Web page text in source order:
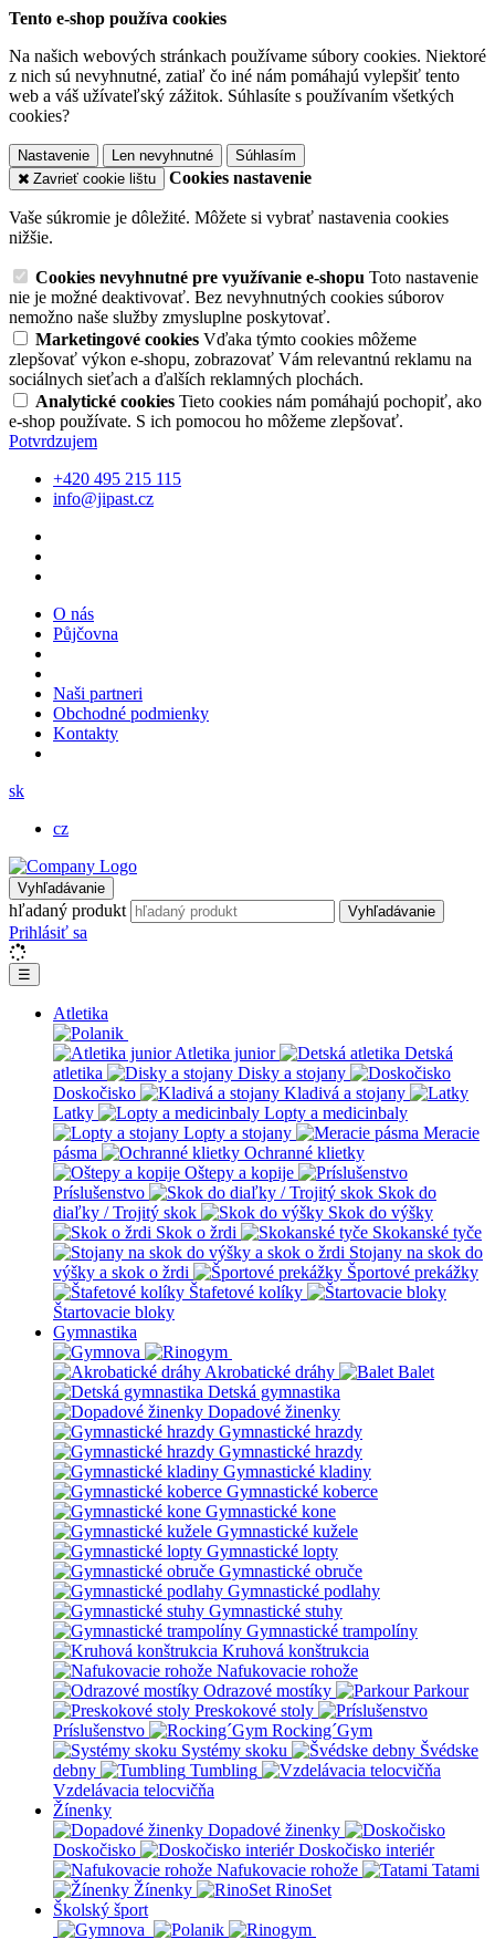
Tento e-shop používa cookies
Na našich webových stránkach používame súbory cookies. Niektoré
z nich sú nevyhnutné, zatiaľ čo iné nám pomáhajú vylepšiť tento
web a váš užívateľský zážitok. Súhlasíte s používaním všetkých
cookies?
Nastavenie Len nevyhnutné
Súhlasím
Zavrieť cookie lištu
Cookies nastavenie
Vaše súkromie je dôležité. Môžete si vybrať nastavenia cookies
nižšie.
Cookies nevyhnutné pre využívanie e-shopu Toto nastavenie
nie je možné deaktivovať. Bez nevyhnutných cookies súborov
nemožno naše služby zmysluplne poskytovať.
Marketingové cookies Vďaka týmto cookies môžeme
zlepšovať výkon e-shopu, zobrazovať Vám relevantnú reklamu na
sociálnych sieťach a ďalších reklamných plochách.
Analytické cookies Tieto cookies nám pomáhajú pochopiť, ako
e-shop používate. S ich pomocou ho môžeme zlepšovať.
Potvrdzujem
+420 495 215 115
info@jipast.cz
O nás
Půjčovna
Naši partneri
Obchodné podmienky
Kontakty
sk
cz
Vyhľadávanie
hľadaný produkt Vyhľadávanie
Prihlásiť sa
☰
Atletika
Atletika junior
Detská
atletika
Disky a stojany
Doskočisko
Kladivá a stojany
Latky
Lopty a medicinbaly
Lopty a stojany
Meracie
pásma
Ochranné klietky
Oštepy a kopije
Príslušenstvo
Skok do
diaľky / Trojitý skok
Skok do výšky
Skok o žrdi
Skokanské tyče
Stojany na skok do
výšky a skok o žrdi
Športové prekážky
Štafetové kolíky
Štartovacie bloky
Gymnastika
Akrobatické dráhy
Balet
Detská gymnastika
Dopadové žinenky
Gymnastické hrazdy
Gymnastické hrazdy
Gymnastické kladiny
Gymnastické koberce
Gymnastické kone
Gymnastické kužele
Gymnastické lopty
Gymnastické obruče
Gymnastické podlahy
Gymnastické stuhy
Gymnastické trampolíny
Kruhová konštrukcia
Nafukovacie rohože
Odrazové mostíky
Parkour
Preskokové stoly
Príslušenstvo
Rocking´Gym
Systémy skoku
Švédske
debny
Tumbling
Vzdelávacia telocvičňa
Žínenky
Dopadové žinenky
Doskočisko
Doskočisko interiér
Nafukovacie rohože
Tatami
Žínenky
RinoSet
Školský šport